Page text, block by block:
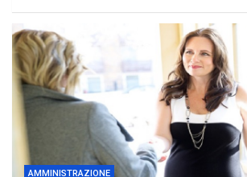
AMMINISTRAZIONE